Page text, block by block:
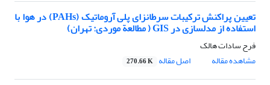
تعیین پراکنش ترکیبات سرطانزای پلی آروماتیک (PAHs) در هوا با
استفاده از مدلسازی در GIS ( مطالعة موردی: تهران)
فرح سادات هالک
مشاهده مقاله
اصل مقاله 270.66 K